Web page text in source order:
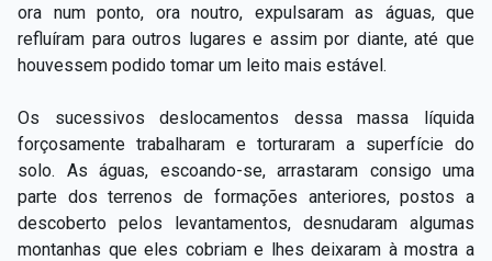
ora num ponto, ora noutro, expulsaram as águas, que
refluíram para outros lugares e assim por diante, até que
houvessem podido tomar um leito mais estável.
Os sucessivos deslocamentos dessa massa líquida
forçosamente trabalharam e torturaram a superfície do
solo. As águas, escoando-­se, arrastaram consigo uma
parte dos terrenos de formações anteriores, postos a
descoberto pelos levantamentos, desnudaram algumas
montanhas que eles cobriam e lhes deixaram à mostra a